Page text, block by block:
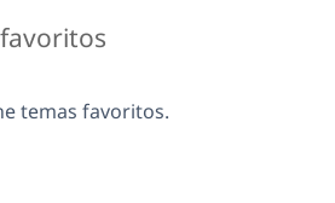
temas favoritos.